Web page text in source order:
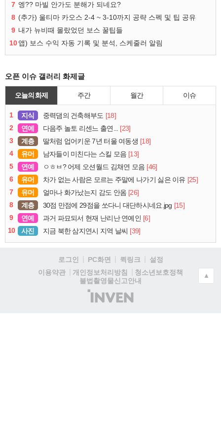
7 엥?? 마빌 안가도 분해가 되네요?
8 (추가) 울티마 카오스 2-4 ~ 3-10까지 공략 스펙 및 팁 공유
9 내가 뉴비때 몰랐었던 보스 꿀팁들
10앱) 보스 수익 자동 기록 및 분석, 스케줄러 알림
오픈 이슈 갤러리 화제글
오늘의 화제 주간 월간 이슈
1 지식 중력댐의 건축해부도 [18]
2
연예 다음주 놀토 리센느 출연... [23]
3
계층 딸처럼 업어키운 7년 터울 여동생 [18]
4
유머 남자들이 미친다는 스킬 모음 [13]
5
연예 ㅇㅎㅂ? 어제 오션월드 김채연 모음 [46]
6
유머 차가 없는 사람은 모르는 주말에 나가기 싫은 이유 [25]
7
유머 얼마나 화가났는지 감도 안옴 [26]
8
계층 30점 만점에 29점을 쏘다니 대단하시네요.jpg [15]
9
연예 과거 파묘되서 현재 난리난 연예인 [6]
10
사진 지금 북한 삼지연시 지역 날씨 [39]
로그인 PC화면 퀵링크
설정
이용약관
개인정보처리방침
청소년보호정책
불법촬영물신고안내
(주)
인
▲